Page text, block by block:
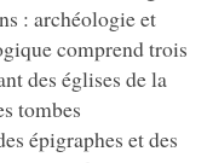
: archéologie et
comprend trois
des églises de la
tombes
épigraphes et des